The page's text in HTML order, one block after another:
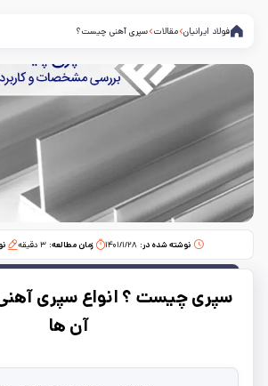
فولاد ایرانیان مقالات سپری آهنی چیست؟
نوشته شده در: ۱۴۰۱/۱/۲۸ زمان مطالعه:‌ ۳ دقیقه
سپری چیست ؟ انواع سپری
آن ها